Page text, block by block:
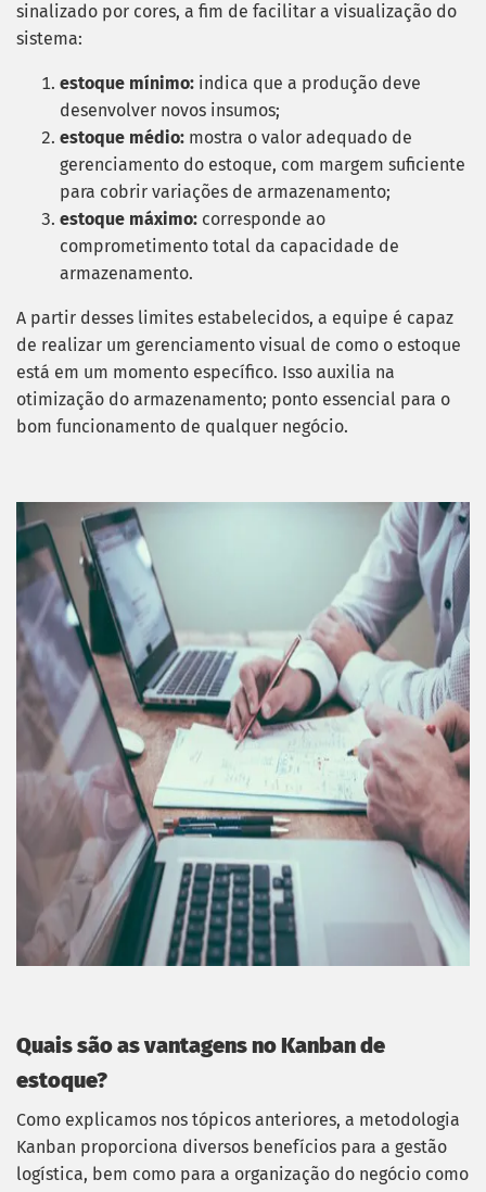
sinalizado por cores, a fim de facilitar a visualização do
sistema:
estoque mínimo: indica que a produção deve
desenvolver novos insumos;
estoque médio: mostra o valor adequado de
gerenciamento do estoque, com margem suficiente
para cobrir variações de armazenamento;
estoque máximo: corresponde ao
comprometimento total da capacidade de
armazenamento.
A partir desses limites estabelecidos, a equipe é capaz
de realizar um gerenciamento visual de como o estoque
está em um momento específico. Isso auxilia na
otimização do armazenamento; ponto essencial para o
bom funcionamento de qualquer negócio.
Quais são as vantagens no Kanban de
estoque?
Como explicamos nos tópicos anteriores, a metodologia
Kanban proporciona diversos benefícios para a gestão
logística, bem como para a organização do negócio como